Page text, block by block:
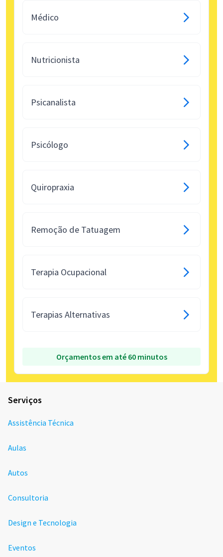
Médico
Nutricionista
Psicanalista
Psicólogo
Quiropraxia
Remoção de Tatuagem
Terapia Ocupacional
Terapias Alternativas
Orçamentos em até 60 minutos
Serviços
Assistência Técnica
Aulas
Autos
Consultoria
Design e Tecnologia
Eventos